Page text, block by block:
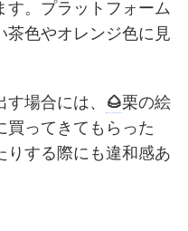
す。プラットフォーム
茶色やオレンジ色に見
場合には、 🌰栗の絵
買ってきてもらった
りする際にも違和感あ